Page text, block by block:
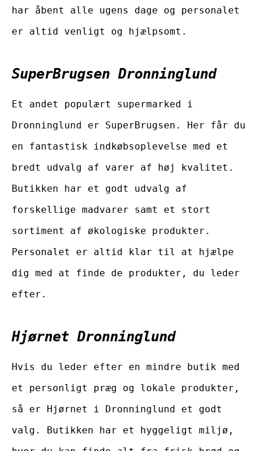
har åbent alle ugens dage og personalet
er altid venligt og hjælpsomt.
SuperBrugsen Dronninglund
Et andet populært supermarked i
Dronninglund er SuperBrugsen. Her får du
en fantastisk indkøbsoplevelse med et
bredt udvalg af varer af høj kvalitet.
Butikken har et godt udvalg af
forskellige madvarer samt et stort
sortiment af økologiske produkter.
Personalet er altid klar til at hjælpe
dig med at finde de produkter, du leder
efter.
Hjørnet Dronninglund
Hvis du leder efter en mindre butik med
et personligt præg og lokale produkter,
så er Hjørnet i Dronninglund et godt
valg. Butikken har et hyggeligt miljø,